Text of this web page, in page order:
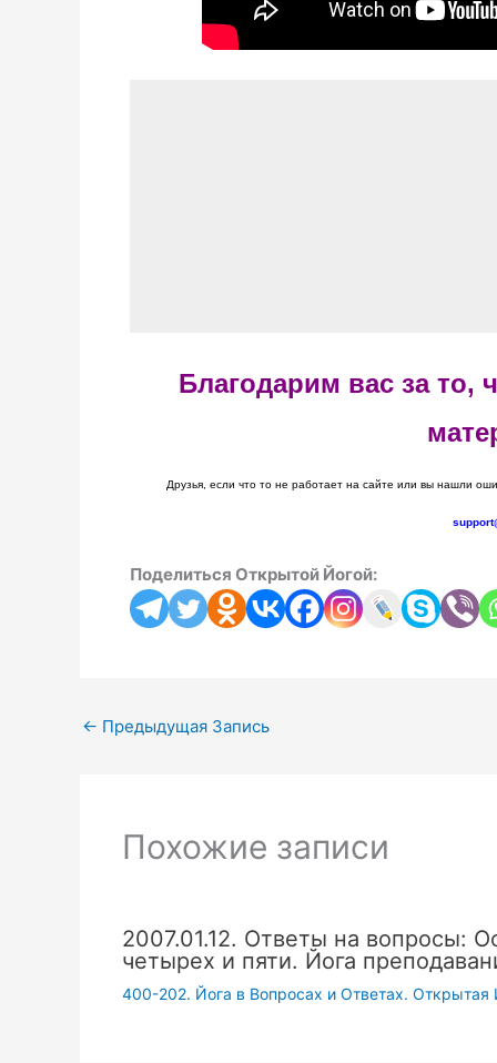
Благодарим вас за то,
Друзья, если что то не работает на сайте или вы нашли
Поделиться Открытой Йогой:
← Предыдущая Запись
Похожие записи
2007.01.12. Ответы на вопросы:
четырех и пяти. Йога
400-202. Йога в Вопросах и Ответах. Открытая